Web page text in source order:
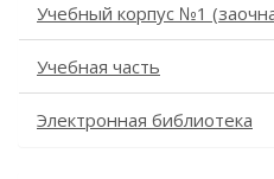
Учебный корпус №1
Учебная часть
Электронная библиотека